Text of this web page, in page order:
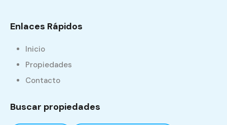
Enlaces Rápidos
Inicio
Propiedades
Contacto
Buscar propiedades